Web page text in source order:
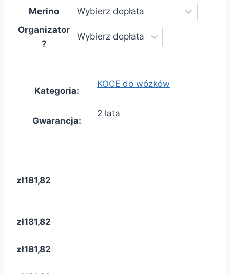
Merino
Organizator
?
Kategoria:
KOCE do wózków
Gwarancja:
2 lata
zł181,82
zł181,82
zł181,82